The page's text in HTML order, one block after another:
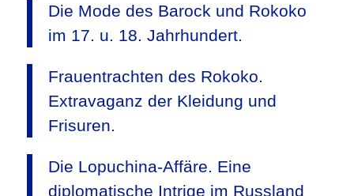
Die Mode des Barock und Rokoko
im 17. u. 18. Jahrhundert.
Frauentrachten des Rokoko.
Extravaganz der Kleidung und
Frisuren.
Die Lopuchina-Affäre. Eine
diplomatische Intrige im Russland